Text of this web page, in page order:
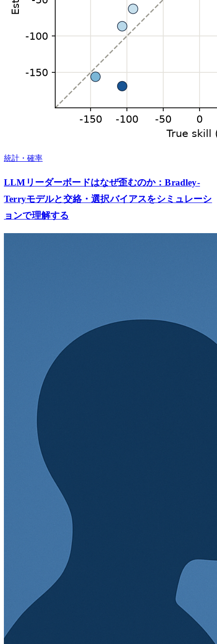
統計・確率
LLMリーダーボードはなぜ歪むのか：Bradley-
Terryモデルと交絡・選択バイアスをシミュレーシ
ョンで理解する